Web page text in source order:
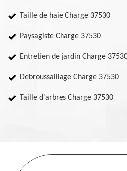
Taille de haie Charge 37530
Paysagiste Charge 37530
Entretien de jardin Charge 37530
Debroussaillage Charge 37530
Taille d'arbres Charge 37530